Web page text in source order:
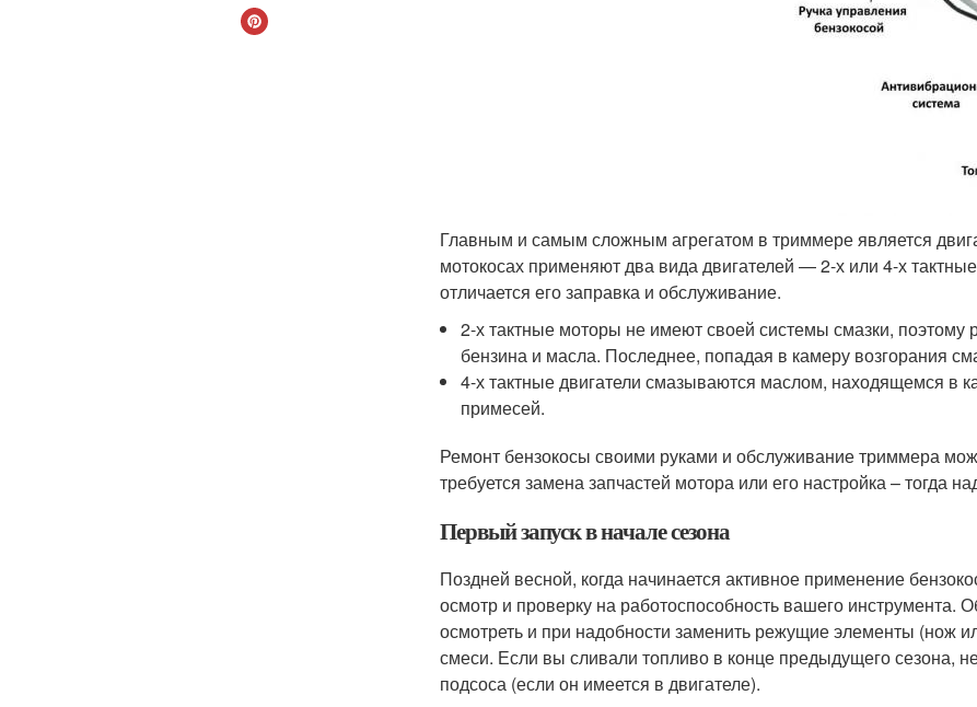
Главным и самым сложным агрегатом в триммере является
мотокосах применяют два вида двигателей — 2-х или 4-х
отличается его заправка и обслуживание.
2-х тактные моторы не имеют своей системы смазки, поэтому
бензина и масла. Последнее, попадая в камеру возгорания
4-х тактные двигатели смазываются маслом, находящемся в
примесей.
Ремонт бензокосы своими руками и обслуживание триммера
требуется замена запчастей мотора или его настройка – тогда
Первый запуск в начале сезона
Поздней весной, когда начинается активное применение
осмотр и проверку на работоспособность вашего инструмента.
осмотреть и при надобности заменить режущие элементы (нож
смеси. Если вы сливали топливо в конце предыдущего сезона,
подсоса (если он имеется в двигателе).